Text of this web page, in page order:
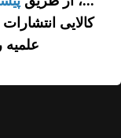
کالایی
علمیه